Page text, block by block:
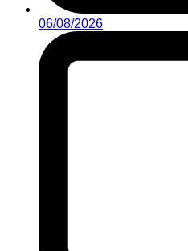
06/08/2026